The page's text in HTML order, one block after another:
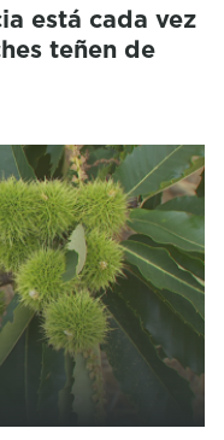
está cada vez
teñen de